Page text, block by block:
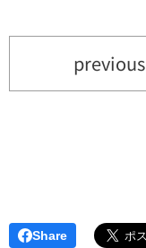
previous
Share